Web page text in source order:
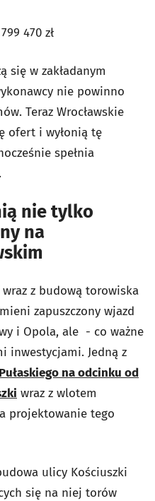
470 zł
się w zakładanym
nie powinno
Teraz Wrocławskie
ofert i wyłonią tę
spełnia
nie tylko
na
z budową torowiska
zapuszczony wjazd
i Opola, ale - co ważne
inwestycjami. Jedną z
na odcinku od
wraz z wlotem
projektowanie tego
ulicy Kościuszki
się na niej torów